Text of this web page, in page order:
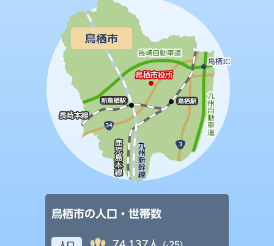
鳥栖市の人口・世帯数
74,137人